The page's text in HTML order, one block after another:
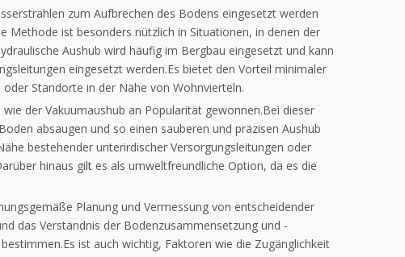
zum Aufbrechen des Bodens eingesetzt werden
Methode ist besonders nützlich in Situationen, in denen der
Aushub wird häufig im Bergbau eingesetzt und kann
eingesetzt werden.Es bietet den Vorteil minimaler
Standorte in der Nähe von Wohnvierteln.
der Vakuumaushub an Popularität gewonnen.Bei dieser
absaugen und so einen sauberen und präzisen Aushub
bestehender unterirdischer Versorgungsleitungen oder
hinaus gilt es als umweltfreundliche Option, da es die
Planung und Vermessung von entscheidender
das Verständnis der Bodenzusammensetzung und -
ist auch wichtig, Faktoren wie die Zugänglichkeit